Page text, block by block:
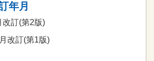
年月
改訂(第2版)
改訂(第1版)